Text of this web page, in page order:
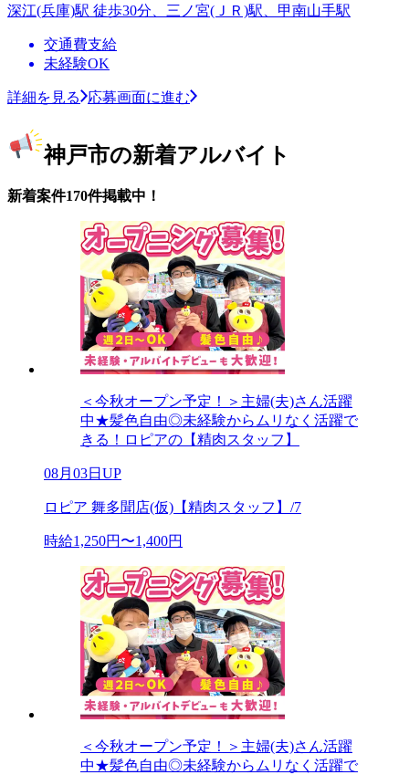
深江(兵庫)駅 徒歩30分、三ノ宮(ＪＲ)駅、甲南山手駅
交通費支給
未経験OK
詳細を見る 応募画面に進む
神戸市の新着アルバイト
新着案件170件掲載中！
＜今秋オープン予定！＞主婦(夫)さん活躍
中★髪色自由◎未経験からムリなく活躍で
きる！ロピアの【精肉スタッフ】
08月03日UP
ロピア 舞多聞店(仮)【精肉スタッフ】/7
時給1,250円〜1,400円
＜今秋オープン予定！＞主婦(夫)さん活躍
中★髪色自由◎未経験からムリなく活躍で